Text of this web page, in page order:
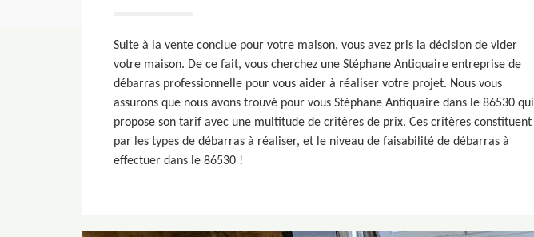
Suite à la vente conclue pour votre maison, vous avez pris la décision de vider
votre maison. De ce fait, vous cherchez une Stéphane Antiquaire entreprise de
débarras professionnelle pour vous aider à réaliser votre projet. Nous vous
assurons que nous avons trouvé pour vous Stéphane Antiquaire dans le 86530 qui
propose son tarif avec une multitude de critères de prix. Ces critères constituent
par les types de débarras à réaliser, et le niveau de faisabilité de débarras à
effectuer dans le 86530 !